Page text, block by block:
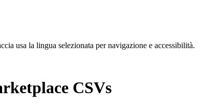
usa la lingua selezionata per navigazione e accessibilità.
CSVs